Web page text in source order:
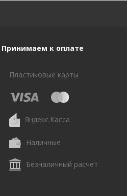
Принимаем к оплате
Пластиковые карты
Яндекс.Касса
Наличные
Безналичный расчет